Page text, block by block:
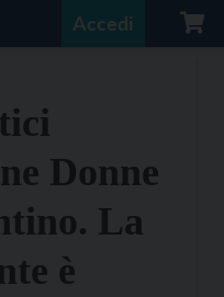
Accedi
Donne
La
è